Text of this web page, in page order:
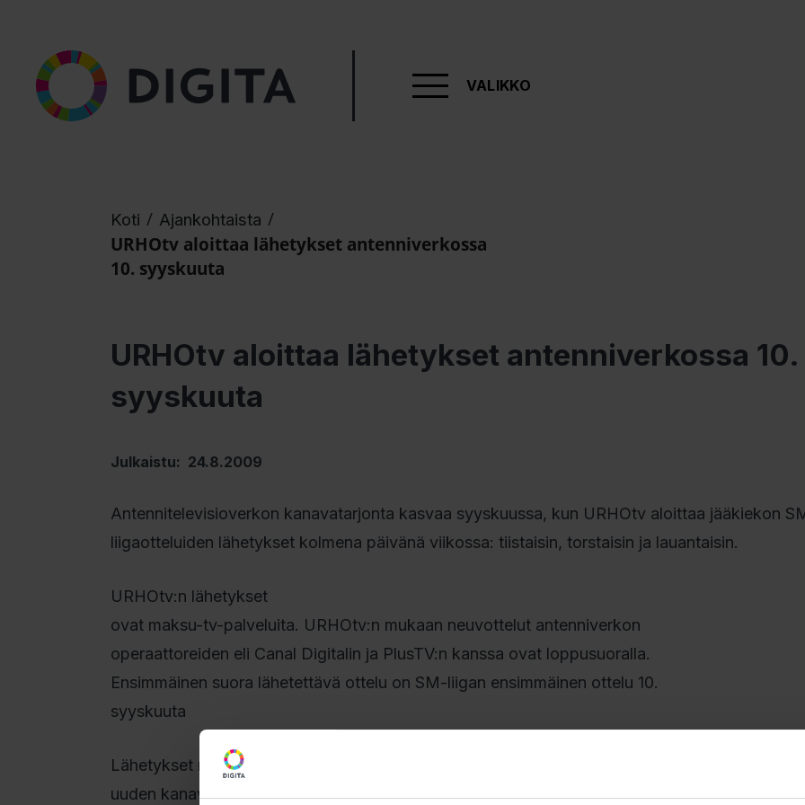
VALIKKO
Koti / Ajankohtaista /
URHOtv aloittaa lähetykset antenniverkossa
10. syyskuuta
URHOtv aloittaa lähetykset antenniverkossa 10.
syyskuuta
Julkaistu: 24.8.2009
Antennitelevisioverkon kanavatarjonta kasvaa syyskuussa, kun URHOtv aloittaa jääkiekon
liigaotteluiden lähetykset kolmena päivänä viikossa: tiistaisin, torstaisin ja lauantaisin.
URHOtv:n lähetykset
ovat maksu-tv-palveluita. URHOtv:n mukaan neuvottelut antenniverkon
operaattoreiden eli Canal Digitalin ja PlusTV:n kanssa ovat loppusuoralla.
Ensimmäinen suora lähetettävä ottelu on SM-liigan ensimmäinen ottelu 10.
syyskuuta
Lähetykset näkyvät kanavapaikalla 30. Saadakseen
uuden kanavan näkyviin, on vastaanottimessa oltava maksu-tv-korttipaikka ja ko.